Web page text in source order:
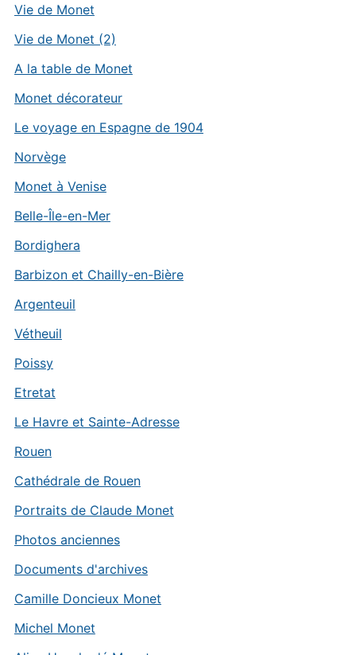
Vie de Monet
Vie de Monet (2)
A la table de Monet
Monet décorateur
Le voyage en Espagne de 1904
Norvège
Monet à Venise
Belle-Île-en-Mer
Bordighera
Barbizon et Chailly-en-Bière
Argenteuil
Vétheuil
Poissy
Etretat
Le Havre et Sainte-Adresse
Rouen
Cathédrale de Rouen
Portraits de Claude Monet
Photos anciennes
Documents d'archives
Camille Doncieux Monet
Michel Monet